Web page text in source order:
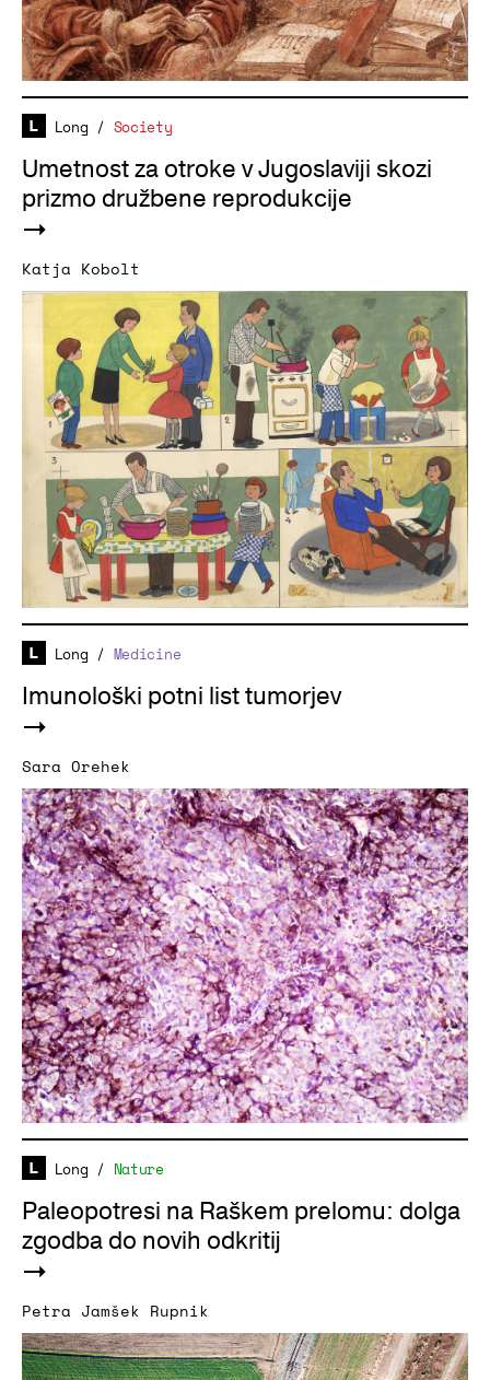
Long / Society
Umetnost za otroke v Jugoslaviji skozi
prizmo družbene reprodukcije
Katja Kobolt
Long / Medicine
Imunološki potni list tumorjev
Sara Orehek
Long / Nature
Paleopotresi na Raškem prelomu: dolga
zgodba do novih odkritij
Petra Jamšek Rupnik